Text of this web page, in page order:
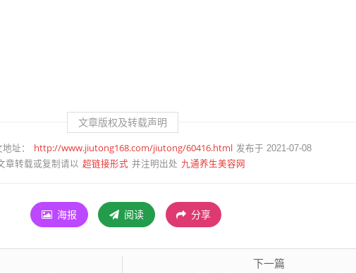
文章版权及转载声明
址： http://www.jiutong168.com/jiutong/60416.html 发布于 2021-07-08
章转载或复制请以 超链接形式 并注明出处 九通养生美容网
海报 阅读 分享
下一篇